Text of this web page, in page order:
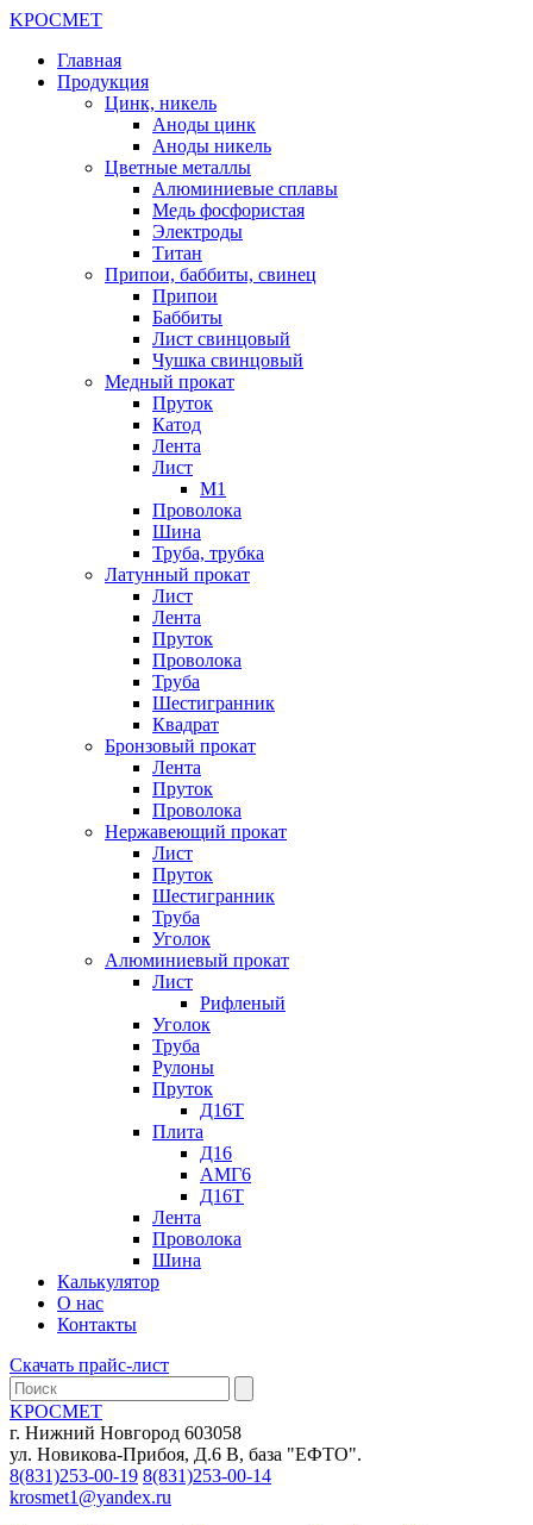
KРОСМЕТ
Главная
Продукция
Цинк, никель
Аноды цинк
Аноды никель
Цветные металлы
Алюминиевые сплавы
Медь фосфористая
Электроды
Титан
Припои, баббиты, свинец
Припои
Баббиты
Лист свинцовый
Чушка свинцовый
Медный прокат
Пруток
Катод
Лента
Лист
М1
Проволока
Шина
Труба, трубка
Латунный прокат
Лист
Лента
Пруток
Проволока
Труба
Шестигранник
Квадрат
Бронзовый прокат
Лента
Пруток
Проволока
Нержавеющий прокат
Лист
Пруток
Шестигранник
Труба
Уголок
Алюминиевый прокат
Лист
Рифленый
Уголок
Труба
Рулоны
Пруток
Д16Т
Плита
Д16
АМГ6
Д16Т
Лента
Проволока
Шина
Калькулятор
О нас
Контакты
Скачать прайс-лист
KРОСМЕТ
г. Нижний Новгород 603058
ул. Новикова-Прибоя, Д.6 В, база "ЕФТО".
8(831)253-00-19 8(831)253-00-14
krosmet1@yandex.ru